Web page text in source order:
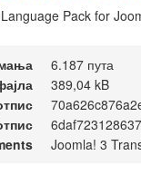
Pack for
6.187 пута
389,04 kB
Joomla! 3